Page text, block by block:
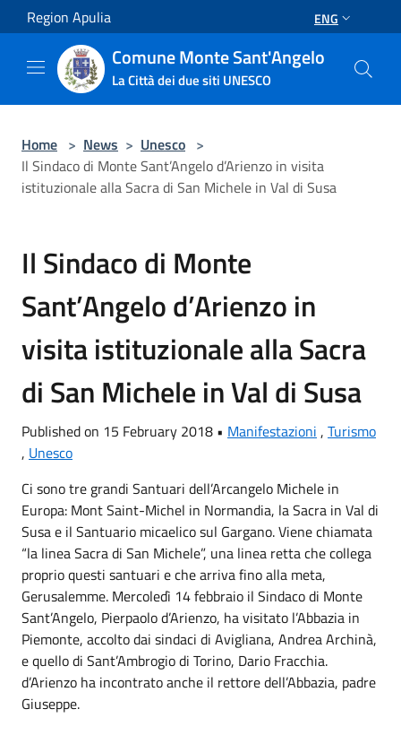
Salta al contenuto principale
Region Apulia ENG
Comune Monte Sant'Angelo
La Città dei due siti UNESCO
Home > News > Unesco >
Il Sindaco di Monte Sant’Angelo d’Arienzo in visita
istituzionale alla Sacra di San Michele in Val di Susa
Il Sindaco di Monte
Sant’Angelo d’Arienzo in
visita istituzionale alla Sacra
di San Michele in Val di Susa
Published on 15 February 2018 • Manifestazioni , Turismo
, Unesco
Ci sono tre grandi Santuari dell’Arcangelo Michele in
Europa: Mont Saint-Michel in Normandia, la Sacra in Val di
Susa e il Santuario micaelico sul Gargano. Viene chiamata
“la linea Sacra di San Michele”, una linea retta che collega
proprio questi santuari e che arriva fino alla meta,
Gerusalemme. Mercoledì 14 febbraio il Sindaco di Monte
Sant’Angelo, Pierpaolo d’Arienzo, ha visitato l’Abbazia in
Piemonte, accolto dai sindaci di Avigliana, Andrea Archinà,
e quello di Sant’Ambrogio di Torino, Dario Fracchia.
d’Arienzo ha incontrato anche il rettore dell’Abbazia, padre
Giuseppe.